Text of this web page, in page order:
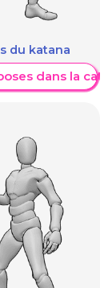
du katana
dans la